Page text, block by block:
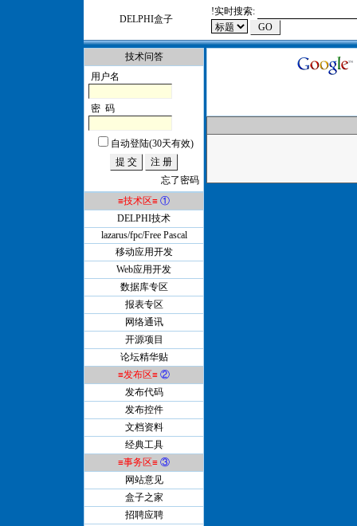
DELPHI盒子
!实时搜索:
技术问答
用户名
密 码
自动登陆(30天有效)
忘了密码
≡技术区≡ ①
DELPHI技术
lazarus/fpc/Free Pascal
移动应用开发
Web应用开发
数据库专区
报表专区
网络通讯
开源项目
论坛精华贴
≡发布区≡ ②
发布代码
发布控件
文档资料
经典工具
≡事务区≡ ③
网站意见
盒子之家
招聘应聘